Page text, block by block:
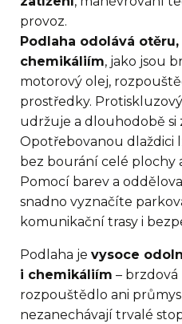
provoz.
Podlaha odolává
chemikáliím, jako jsou
motorový olej,
prostředky.
udržuje a dlouhodobě si
Opotřebovanou dlaždici
bez bourání celé plochy
Pomocí barev a
snadno vyznačíte
komunikační trasy i
Podlaha je vysoce
i chemikáliím – brzdová
rozpouštědlo ani
nezanechávají trvalé